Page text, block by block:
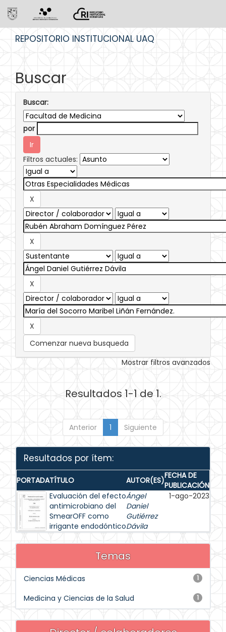
REPOSITORIO INSTITUCIONAL UAQ
Buscar
Buscar:
por
Filtros actuales:
Comenzar nueva busqueda
Mostrar filtros avanzados
Resultados 1-1 de 1.
Anterior 1 Siguiente
Resultados por ítem:
PORTADATÍTULO AUTOR(ES)FECHA DE
PUBLICACIÓN
Evaluación del efecto
antimicrobiano del
SmearOFF como
irrigante endodóntico
Ángel
Daniel
Gutiérrez
Dávila
1-ago-2023
Temas
1
Ciencias Médicas
1
Medicina y Ciencias de la Salud